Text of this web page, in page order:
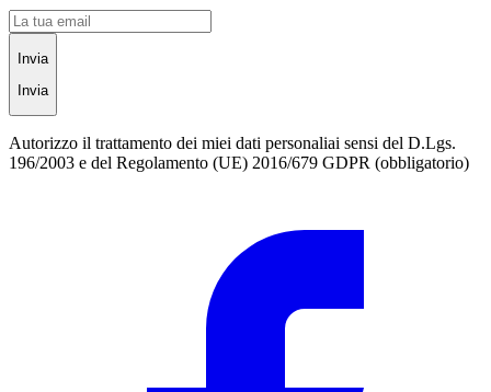
Invia
Invia
Autorizzo il trattamento dei miei dati personaliai sensi del D.Lgs.
196/2003 e del Regolamento (UE) 2016/679 GDPR (obbligatorio)